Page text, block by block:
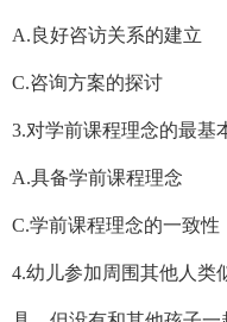
A.良好咨访关系的
C.咨询方案的探讨
3.对学前课程理念的最
A.具备学前课程理
C.学前课程理念的一
4.幼儿参加周围其他人类